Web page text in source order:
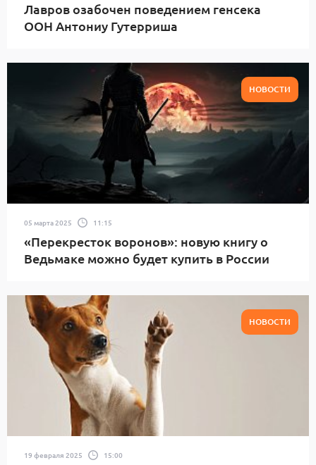
Лавров озабочен поведением генсека
ООН Антониу Гутерриша
НОВОСТИ
05 марта 2025 11:15
«Перекресток воронов»: новую книгу о
Ведьмаке можно будет купить в России
НОВОСТИ
19 февраля 2025 15:00